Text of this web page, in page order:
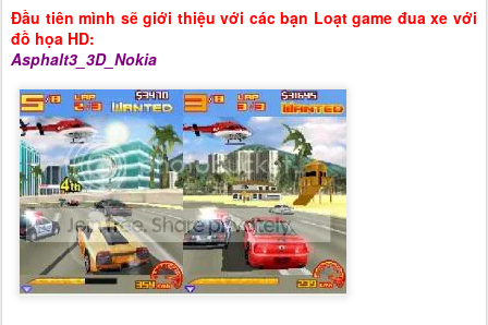
Đầu tiên mình sẽ giới thiệu với các bạn Loạt game đua xe với
đồ họa HD:
Asphalt3_3D_Nokia